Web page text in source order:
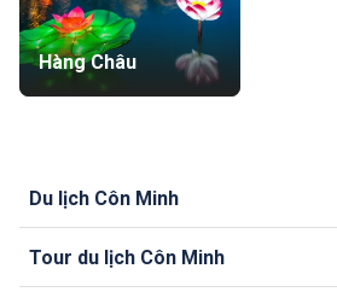
Hàng Châu
Du lịch Côn Minh
Tour du lịch Côn Minh